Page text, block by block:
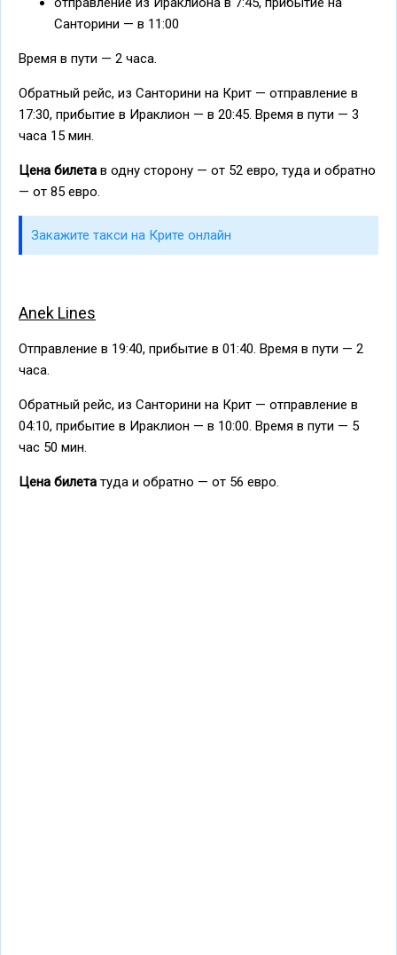
Санторини — в 11:00
Время в пути — 2 часа.
Обратный рейс, из Санторини на Крит — отправление в
17:30, прибытие в Ираклион — в 20:45. Время в пути — 3
часа 15 мин.
Цена билета в одну сторону — от 52 евро, туда и обратно
— от 85 евро.
Закажите такси на Крите онлайн
Anek Lines
Отправление в 19:40, прибытие в 01:40. Время в пути — 2
часа.
Обратный рейс, из Санторини на Крит — отправление в
04:10, прибытие в Ираклион — в 10:00. Время в пути — 5
час 50 мин.
Цена билета туда и обратно — от 56 евро.